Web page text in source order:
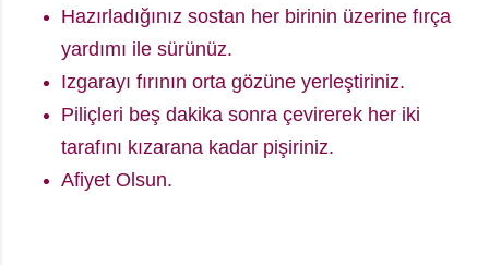
Hazırladığınız sostan her birinin üzerine fırça
yardımı ile sürünüz.
Izgarayı fırının orta gözüne yerleştiriniz.
Piliçleri beş dakika sonra çevirerek her iki
tarafını kızarana kadar pişiriniz.
Afiyet Olsun.